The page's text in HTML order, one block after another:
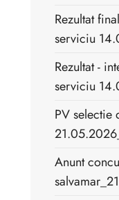
Rezultat
serviciu
Rezultat -
serviciu
PV selectie
Anunt